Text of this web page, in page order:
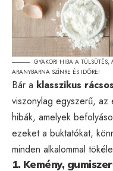
GYAKORI HIBA A TÚLSÜTÉS,
ARANYBARNA SZÍNRE ÉS IDŐRE!
Bár a klasszikus
viszonylag egyszerű, az
hibák, amelyek
ezeket a buktatókat,
minden alkalommal
1. Kemény,